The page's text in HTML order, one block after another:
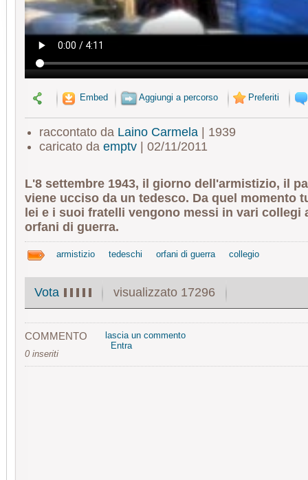
Embed Aggiungi a percorso Preferiti
raccontato da Laino Carmela| 1939
caricato da emptv| 02/11/2011
L'8 settembre 1943, il giorno dell'armistizio, il
viene ucciso da un tedesco. Da quel momento
lei e i suoi fratelli vengono messi in vari collegi
orfani di guerra.
armistizio tedeschi orfani di guerra collegio
Vota visualizzato 17296
COMMENTO
0 inseriti
lascia un commento
Entra